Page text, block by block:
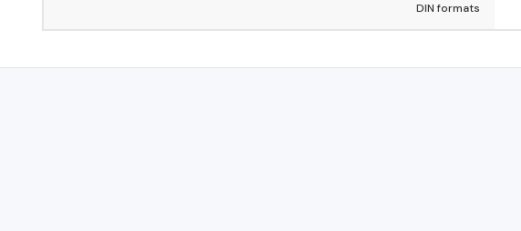
DIN formats